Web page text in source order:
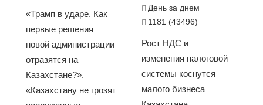
«Трамп в ударе. Как
первые решения
новой администрации
отразятся на
Казахстане?».
«Казахстану не грозят
День за днем
1181 (43496)
Рост НДС и
изменения налоговой
системы коснутся
малого бизнеса